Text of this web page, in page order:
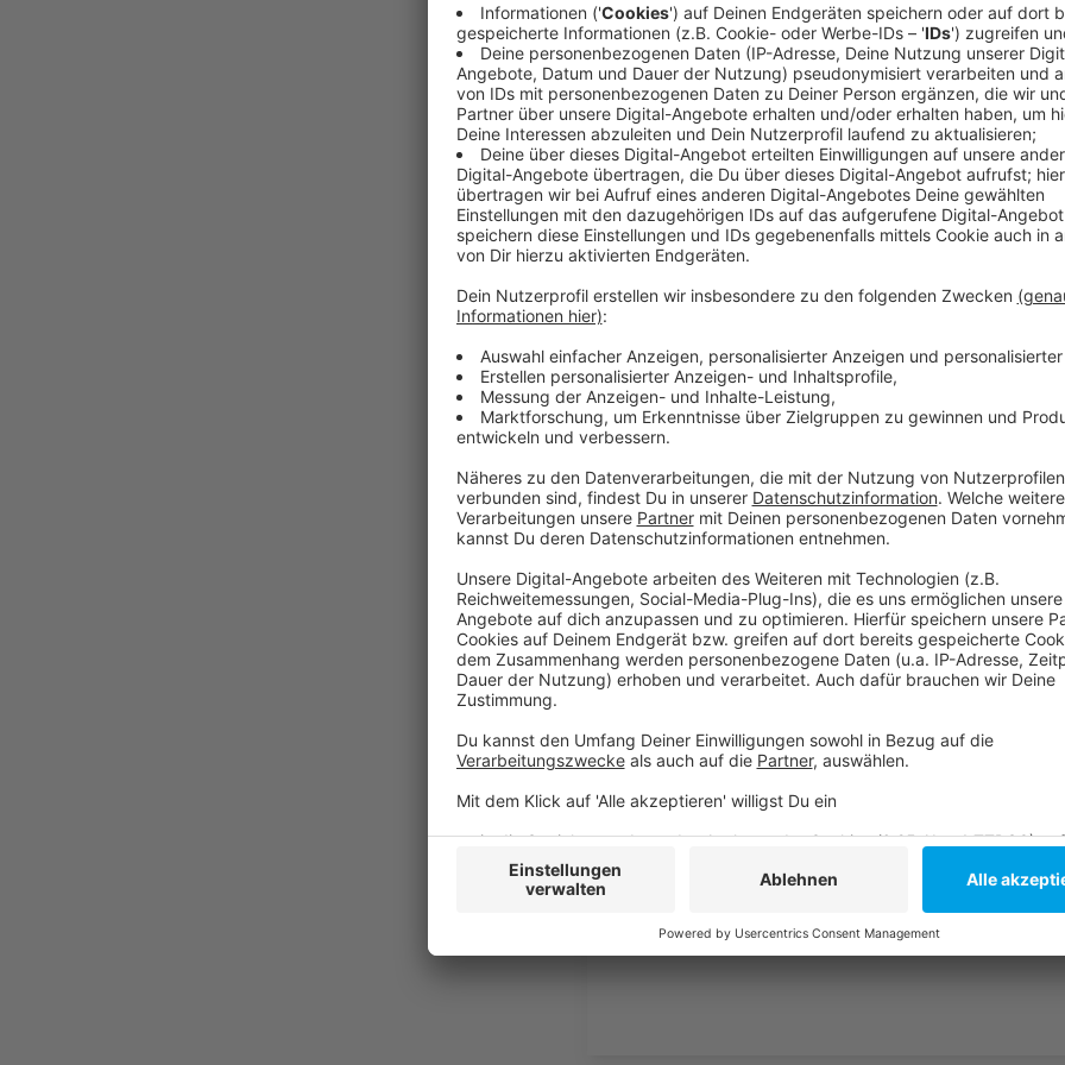
"Jotdrop" ist eine mobile Dusch- und Waschstation,
sofort zur Verfügung stellt. Mit einem Bus wird der
verschiedene Standorte in der Stadt anfahren, um
Pflege zu bieten. Dieses Projekt wird mit 700.000
Gut investiertes Geld, findet der Vorsitzende Marco
Anzeige
Mobile Dusche für Obdachlose
Anzeige
Verbunden mit dem Projekt ist auch eine
Düsseldorf auszubauen und mehr mobile
Anzeige
Mehr Informationen und Links zum Thema:
Düsseldorf: Hitze kann Obdachlose gefährden
Wohnen: Obdachlose in Düsseldorf werden oft